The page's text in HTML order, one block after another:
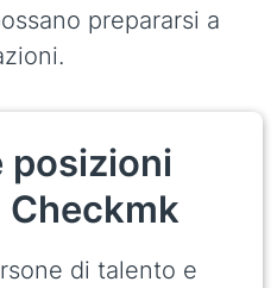
prepararsi a
posizioni
di talento e